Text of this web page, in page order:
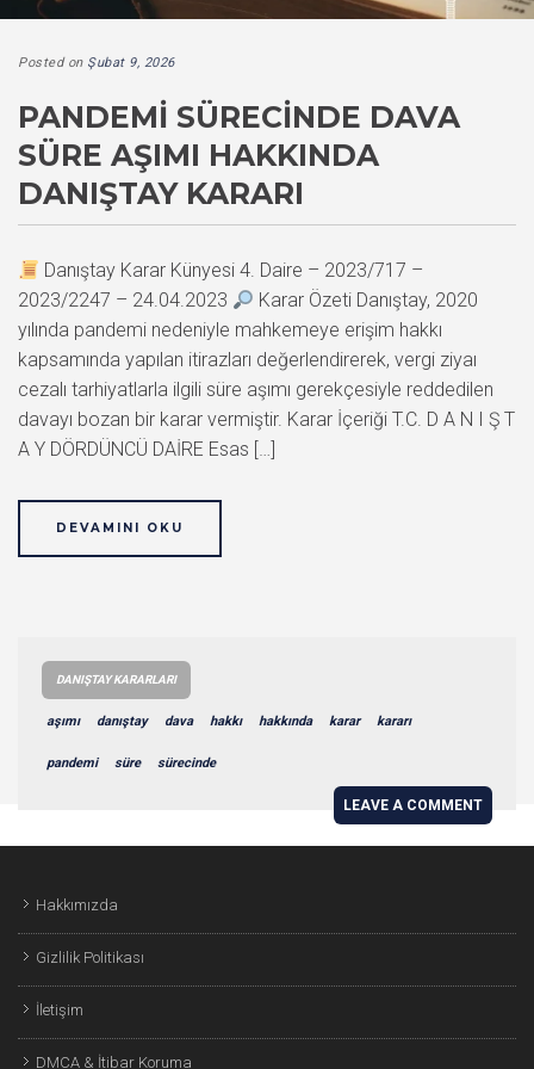
Posted on Şubat 9, 2026
PANDEMI SÜRECINDE DAVA
SÜRE AŞIMI HAKKINDA
DANIŞTAY KARARI
Danıştay Karar Künyesi 4. Daire – 2023/717 –
2023/2247 – 24.04.2023
Karar Özeti Danıştay, 2020
yılında pandemi nedeniyle mahkemeye erişim hakkı
kapsamında yapılan itirazları değerlendirerek, vergi ziyaı
cezalı tarhiyatlarla ilgili süre aşımı gerekçesiyle reddedilen
davayı bozan bir karar vermiştir. Karar İçeriği T.C. D A N I Ş T
A Y DÖRDÜNCÜ DAİRE Esas […]
DEVAMINI OKU
DANIŞTAY KARARLARI
aşımı danıştay dava hakkı hakkında karar kararı
pandemi süre sürecinde
LEAVE A COMMENT
Hakkımızda
Gizlilik Politikası
İletişim
DMCA & İtibar Koruma